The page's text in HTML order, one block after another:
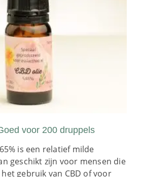
voor 200 druppels
is een relatief milde
geschikt zijn voor mensen die
gebruik van CBD of voor